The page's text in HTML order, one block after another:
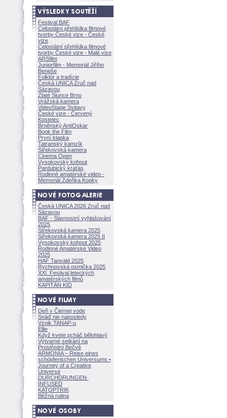
Festival BAF
Celostátní přehlídka filmové
tvorby České vize - České
vize
Celostátní přehlídka filmové
tvorby České vize - Malé vize
ARSfilm
Juniorfilm - Memoriál Jiřího
Beneše
Folklór a tradície
Česká UNICA Zruč nad
Sázavou
Zlaté Slunce Brno
Vrážská kamera
VideoStage Svitavy
České vize - Červený
Kostelec
Brněnský AntiOskar
Book the Film
První klapka
Tatranský kamzík
Střekovská kamera
Cinema Open
Vysokovský kohout
Pardubický kraťas
Rodinné amatérské video -
Memoriál Zdeňka Kopky
Česká UNICA 2026 Zruč nad
Sázavou
BAF - Slavnostní vyhlašování
2025
Střekovská kamera 2025
Střekovská kamera 2025 II
Vysokovský kohout 2025
Rodinné Amatérské Video
2025
HAF Tanvald 2025
Rychnovská osmička 2025
XXI. Festival leteckých
amatérských filmů
KAPITÁN KID
Deň v Čiernej vode
Snáď nie naposledy
Vznik TANAP-u
Ellie
Když kvete pcháč bělohlavý
Výtvarné setkání na
Prostřední Bečvě
ARMONÍA – Reise eines
schöpferischen Universums •
Journey of a Creative
Universe
DURCHDRUNGEN·
INFUSED
KATOPTRIK
Běžná rutina